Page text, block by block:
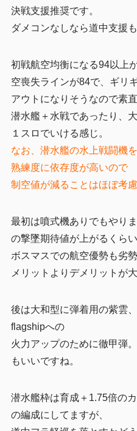
決戦支援推奨です。
ダメコンなしなら道中支援も
初戦航空均衡になる94以上
空喪失ラインが84で、ギリ
アウトになりそうなので素
潜水艦＋水戦であったり、
１スロでいける感じ。
なお、潜水艦の水上戦闘機
熟練度に依存度が高いので
制空値が減ることはほぼ考
最初は噴式機ありでもやり
の撃墜期待値が上がるくら
ボスマスでの航空優勢も劣
メリットよりデメリットが
後は大和型に弾着用の紫雲
flagshipへの
火力アップのために徹甲弾
もいいですね。
潜水艦枠は育成＋1.75倍の
の編成にしてますが、